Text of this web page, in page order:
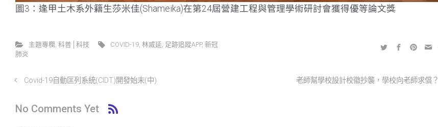
圖3：逢甲土木系外籍生莎米佳(Shameika)在第24屆營建工程與管理學術研討會獲得優等論文獎
主題專欄 科普│科技 COVID-19 ,林威延 足跡追蹤APP,新冠
肺炎
Covid-19自動匡列系統(CIDT)開發始末(中) 老師幫學校設計校徽抄襲，學校向老師求償？
No Comments Yet